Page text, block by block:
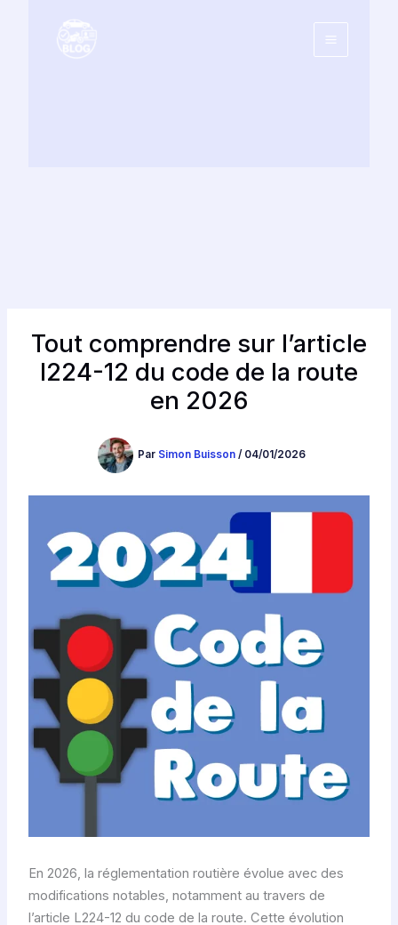
Tout comprendre sur l’article
l224-12 du code de la route
en 2026
Par Simon Buisson / 04/01/2026
En 2026, la réglementation routière évolue avec des
modifications notables, notamment au travers de
l’article L224-12 du code de la route. Cette évolution